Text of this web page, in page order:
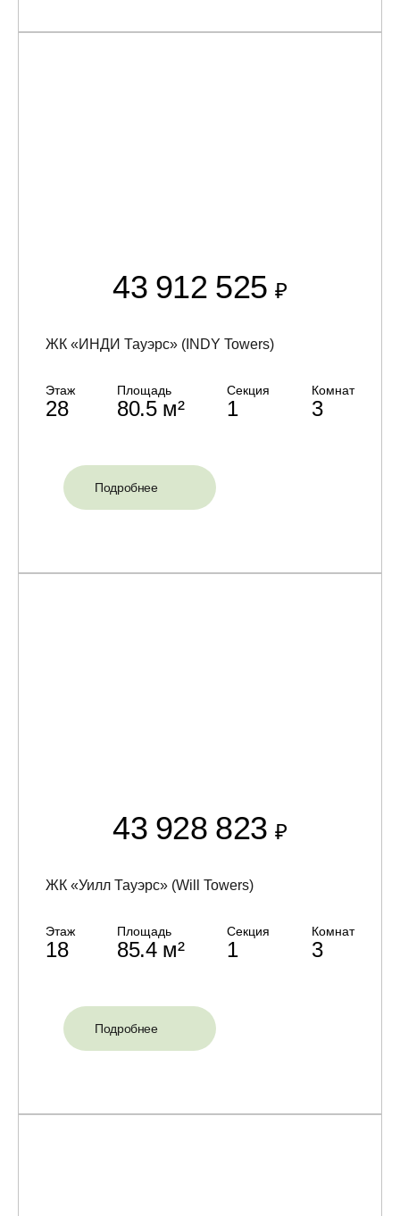
43 912 525₽
ЖК «ИНДИ Тауэрс» (INDY Towers)
Этаж
28
Площадь
80.5 м²
Секция
1
Комнат
3
Подробнее
43 928 823₽
ЖК «Уилл Тауэрс» (Will Towers)
Этаж
18
Площадь
85.4 м²
Секция
1
Комнат
3
Подробнее